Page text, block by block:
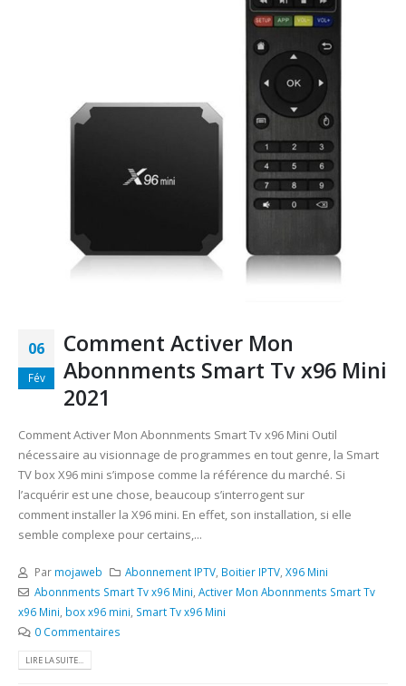
06
Fév
Comment Activer Mon
Abonnments Smart Tv x96 Mini
2021
Comment Activer Mon Abonnments Smart Tv x96 Mini Outil
nécessaire au visionnage de programmes en tout genre, la Smart
TV box X96 mini s’impose comme la référence du marché. Si
l’acquérir est une chose, beaucoup s’interrogent sur
comment installer la X96 mini. En effet, son installation, si elle
semble complexe pour certains,...
Par mojaweb Abonnement IPTV Boitier IPTV ,X96 Mini
Abonnments Smart Tv x96 Mini Activer Mon Abonnments Smart Tv
x96 Mini box x96 mini Smart Tv x96 Mini
0 Commentaires
LIRE LA SUITE...